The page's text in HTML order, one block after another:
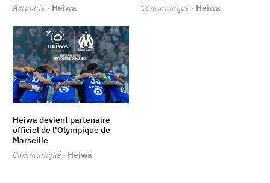
Actualité · Heiwa
Communiqué · Heiwa
Heiwa devient partenaire
officiel de l'Olympique de
Marseille
Communiqué · Heiwa